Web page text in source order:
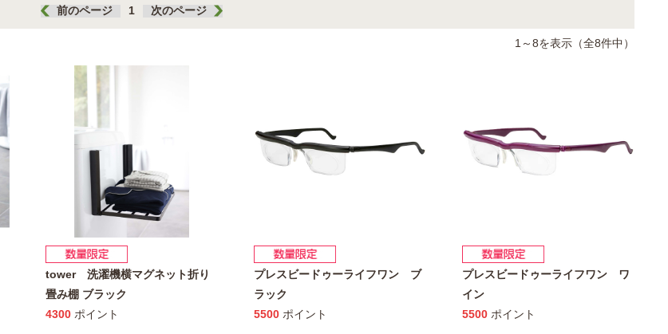
前のページ 1 次のページ
1～8を表示（全8件中）
tower 洗濯機横マグネット折り
畳み棚 ブラック
4300 ポイント
プレスビードゥーライフワン ブ
ラック
5500 ポイント
プレスビードゥーライフワン ワ
イン
5500 ポイント